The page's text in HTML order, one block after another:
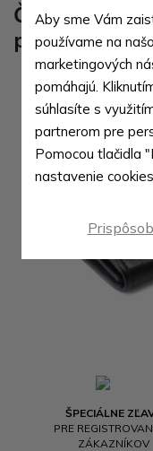
ŠPECIÁLNE
PRE
ZÁKAZNÍKOV
Čiernozlatá
peňaženka
Aby sme Vám
používame na
marketingových
pomáhajú.
súhlasíte s
partnerom pre
Pomocou tlačidla
nastavenie